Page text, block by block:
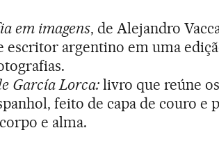
em imagens, de Alejandro
escritor argentino em uma
García Lorca:livro que reúne os
feito de capa de couro e
e alma.